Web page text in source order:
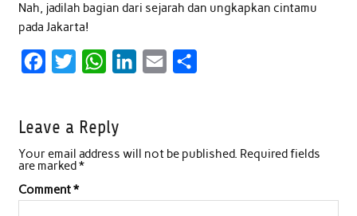
Nah, jadilah bagian dari sejarah dan ungkapkan cintamu
pada Jakarta!
e
b
o
t
e
r
W
t
s
p
e
I
l
e
Leave a Reply
Your email address will not be published. Required fields
are marked*
Comment*